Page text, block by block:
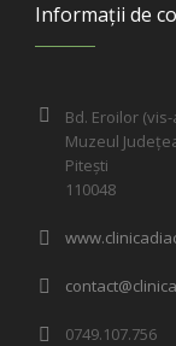
Informații de
Bd. Eroilor
Muzeul
Pitești
110048
0749.107.756